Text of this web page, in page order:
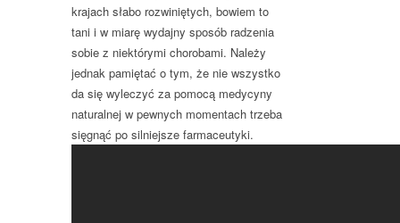
krajach słabo rozwiniętych, bowiem to
tani i w miarę wydajny sposób radzenia
sobie z niektórymi chorobami. Należy
jednak pamiętać o tym, że nie wszystko
da się wyleczyć za pomocą medycyny
naturalnej w pewnych momentach trzeba
sięgnąć po silniejsze farmaceutyki.